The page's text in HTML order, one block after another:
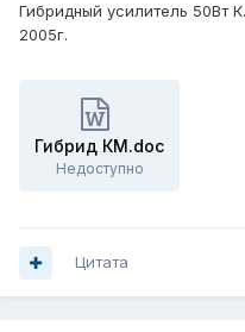
Гибридный усилитель 50Вт
2005г.
Гибрид КМ.doc
Недоступно
Цитата